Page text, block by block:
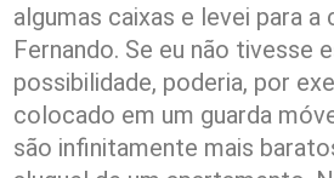
algumas caixas e levei para a
Fernando. Se eu não tivesse
possibilidade, poderia, por
colocado em um guarda
são infinitamente mais